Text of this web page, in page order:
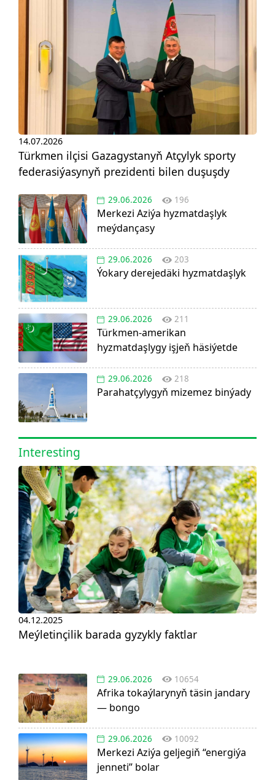
14.07.2026
Türkmen ilçisi Gazagystanyň Atçylyk sporty
federasiýasynyň prezidenti bilen duşuşdy
29.06.2026 196
Merkezi Aziýa hyzmatdaşlyk
meýdançasy
29.06.2026 203
Ýokary derejedäki hyzmatdaşlyk
29.06.2026 211
Türkmen-amerikan
hyzmatdaşlygy işjeň häsiýetde
29.06.2026 218
Parahatçylygyň mizemez binýady
Interesting
04.12.2025
Meýletinçilik barada gyzykly faktlar
29.06.2026 10654
Afrika tokaýlarynyň täsin jandary
— bongo
29.06.2026 10092
Merkezi Aziýa geljegiň “energiýa
jenneti” bolar